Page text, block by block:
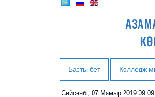
Басты бет Колледж
Сейсенбі, 07 Мамыр 2019 09:09